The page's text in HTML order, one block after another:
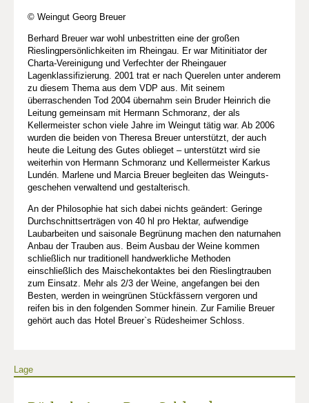
© Weingut Georg Breuer
Berhard Breuer war wohl unbestritten eine der großen
Rieslingpersönlichkeiten im Rheingau. Er war Mitinitiator der
Charta-Vereinigung und Verfechter der Rheingauer
Lagenklassifizierung. 2001 trat er nach Querelen unter anderem
zu diesem Thema aus dem VDP aus. Mit seinem
überraschenden Tod 2004 übernahm sein Bruder Heinrich die
Leitung gemeinsam mit Hermann Schmoranz, der als
Kellermeister schon viele Jahre im Weingut tätig war. Ab 2006
wurden die beiden von Theresa Breuer unterstützt, der auch
heute die Leitung des Gutes oblieget – unterstützt wird sie
weiterhin von Hermann Schmoranz und Kellermeister Karkus
Lundén. Marlene und Marcia Breuer begleiten das Weinguts­
geschehen verwaltend und gestalterisch.
An der Philosophie hat sich dabei nichts geändert: Geringe
Durchschnittserträgen von 40 hl pro Hektar, aufwendige
Laubarbeiten und saisonale Begrünung machen den naturnahen
Anbau der Trauben aus. Beim Ausbau der Weine kommen
schließlich nur traditionell handwerkliche Methoden
einschließlich des Maischekontaktes bei den Rieslingtrauben
zum Einsatz. Mehr als 2/3 der Weine, angefangen bei den
Besten, werden in weingrünen Stückfässern vergoren und
reifen bis in den folgenden Sommer hinein. Zur Familie Breuer
gehört auch das Hotel Breuer`s Rüdesheimer Schloss.
Lage